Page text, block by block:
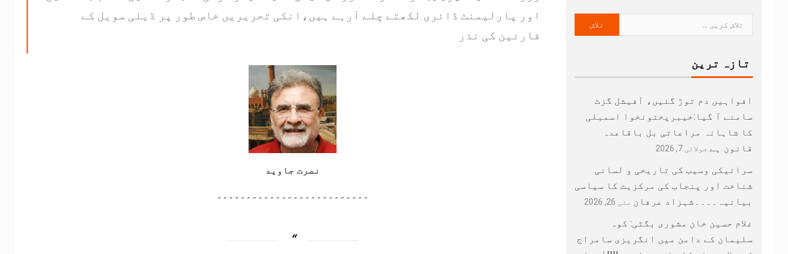
اور پارلیمنٹ ڈائری لکھتے چلے آرہے ہیں،انکی تحریریں خاص طور پر ڈیلی سویل کے
قارئین کی نذر
نصرت جاوید
۔۔۔۔۔۔۔۔۔۔۔۔۔۔۔۔۔۔۔۔۔۔۔۔۔۔
تازہ ترین
افواہیں دم توڑ گئیں، آفیشل گزٹ
سامنے آ گیا:خیبرپختونخوا اسمبلی
کا شاہانہ مراعاتی بل باقاعدہ
قانون ہے جولائی 7, 2026
سرائیکی وسیب کی تاریخی و لسانی
شناخت اور پنجاب کی مرکزیت کا سیاسی
بیانیہ۔۔۔۔شہزاد عرفان مئی 26, 2026
غلام حسین خان مشوری بگٹی: کوہ
سلیمان کے دامن میں انگریزی سامراج